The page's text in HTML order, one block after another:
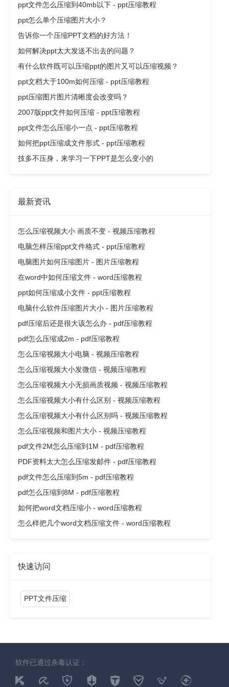
ppt文件怎么压缩到40mb以下 - ppt压缩教程
ppt怎么单个压缩图片大小？
告诉你一个压缩PPT文档的好方法！
如何解决ppt太大发送不出去的问题？
有什么软件既可以压缩ppt的图片又可以压缩视频？
ppt文档大于100m如何压缩 - ppt压缩教程
ppt压缩图片图片清晰度会改变吗？
2007版ppt文件如何压缩 - ppt压缩教程
ppt文件怎么压缩小一点 - ppt压缩教程
如何把ppt压缩成文件形式 - ppt压缩教程
技多不压身，来学习一下PPT是怎么变小的
最新资讯
怎么压缩视频大小 画质不变 - 视频压缩教程
电脑怎样压缩ppt文件格式 - ppt压缩教程
电脑图片如何压缩图片 - 图片压缩教程
在word中如何压缩文件 - word压缩教程
ppt如何压缩成小文件 - ppt压缩教程
电脑什么软件压缩图片大小 - 图片压缩教程
pdf压缩后还是很大该怎么办 - pdf压缩教程
pdf怎么压缩成2m - pdf压缩教程
怎么压缩视频大小电脑 - 视频压缩教程
怎么压缩视频大小发微信 - 视频压缩教程
怎么压缩视频大小无损画质视频 - 视频压缩教程
怎么压缩视频大小有什么区别 - 视频压缩教程
怎么压缩视频大小有什么区别吗 - 视频压缩教程
怎么压缩视频和图片大小 - 视频压缩教程
pdf文件2M怎么压缩到1M - pdf压缩教程
PDF资料太大怎么压缩发邮件 - pdf压缩教程
pdf文件怎么压缩到5m - pdf压缩教程
pdf怎么压缩到8M - pdf压缩教程
如何把word文档压缩小 - word压缩教程
怎么样把几个word文档压缩文件 - word压缩教程
快速访问
PPT文件压缩
软件已通过杀毒认证：